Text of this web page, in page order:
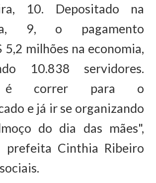
10. Depositado na
9, o pagamento
5,2 milhões na economia,
10.838 servidores.
é correr para o
e já ir se organizando
do dia das mães",
prefeita Cinthia Ribeiro